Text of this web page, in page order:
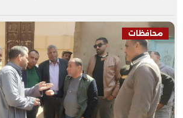
محافظات